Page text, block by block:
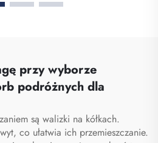
na buty do sublimacji,
na buty dla mężczyzn
przy wyborze
podróżnych dla
są walizki na kółkach.
co ułatwia ich przemieszczanie.